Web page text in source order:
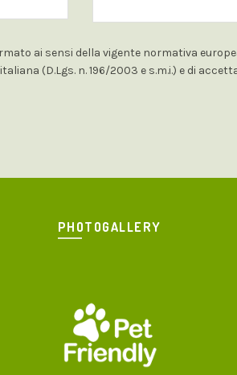
ai sensi della vigente normativa
(D.Lgs. n. 196/2003 e s.m.i.) e di
PHOTOGALLERY